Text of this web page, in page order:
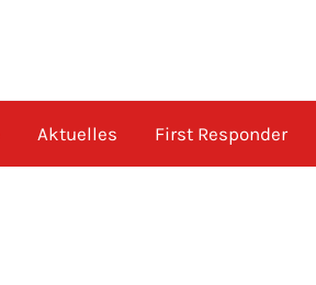
Aktuelles First Responder